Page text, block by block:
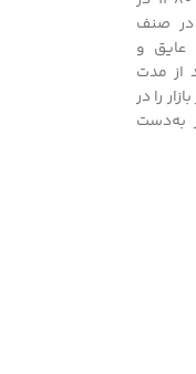
در صنف
عایق و
از مدت
را در
به‌دست